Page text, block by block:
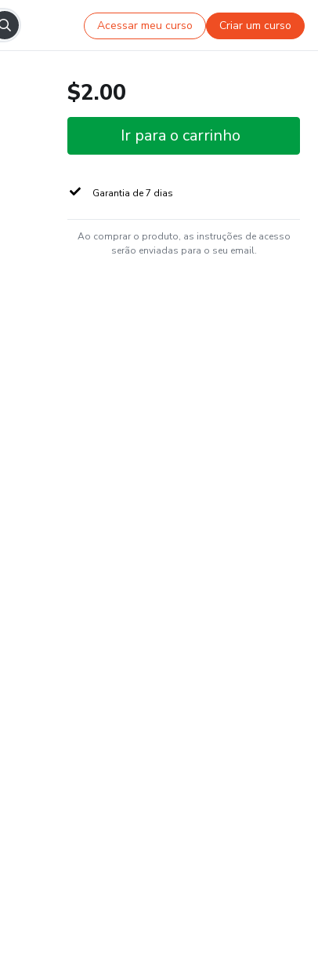
Acessar meu curso Criar um curso
$2.00
Ir para o carrinho
Garantia de 7 dias
Ao comprar o produto, as instruções de acesso
serão enviadas para o seu email.